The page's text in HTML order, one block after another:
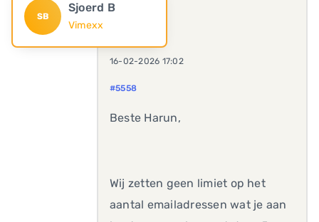
SB
Sjoerd B
Vimexx
16-02-2026 17:02
#5558
Beste Harun,
Wij zetten geen limiet op het
aantal emailadressen wat je aan